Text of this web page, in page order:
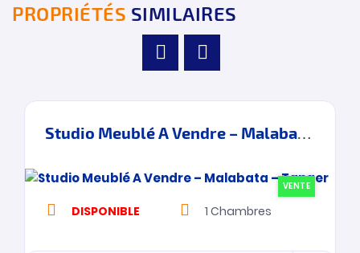
PROPRIÉTÉS SIMILAIRES
Studio Meublé A Vendre – Malabata – Tanger
VENTE
DISPONIBLE 1 Chambres